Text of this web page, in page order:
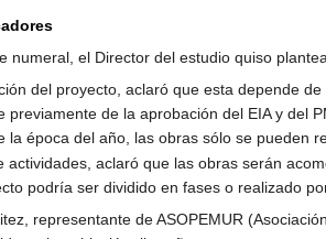
numeral, el Director del estudio quiso
del proyecto, aclaró que esta depende
previamente de la aprobación del EIA y del
la época del año, las obras sólo se pueden
actividades, aclaró que las obras serán
podría ser dividido en fases o realizado
representante de ASOPEMUR